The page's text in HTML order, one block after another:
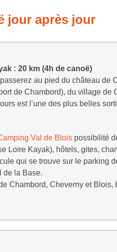
jour après jour
: 20 km (4h de canoë)
au pied du château de
de Chambord), du village de
est l’une des plus belles
Val de Bloispossibilité
Loire Kayak), hôtels, gites,
qui se trouve sur le parking
de la Base.
Chambord, Cheverny et Blois,